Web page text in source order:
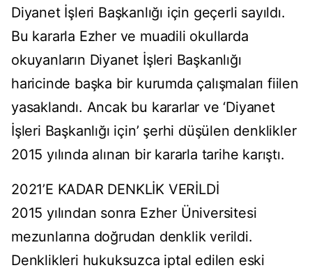
Diyanet İşleri Başkanlığı için geçerli sayıldı.
Bu kararla Ezher ve muadili okullarda
okuyanların Diyanet İşleri Başkanlığı
haricinde başka bir kurumda çalışmaları fiilen
yasaklandı. Ancak bu kararlar ve ‘Diyanet
İşleri Başkanlığı için’ şerhi düşülen denklikler
2015 yılında alınan bir kararla tarihe karıştı.
2021’E KADAR DENKLİK VERİLDİ
2015 yılından sonra Ezher Üniversitesi
mezunlarına doğrudan denklik verildi.
Denklikleri hukuksuzca iptal edilen eski